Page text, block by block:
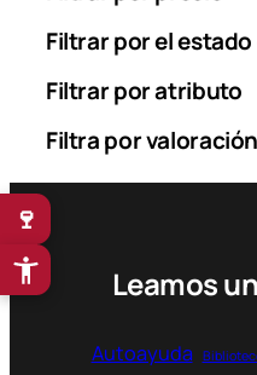
Filtrar por el
Filtrar por atributo
Filtra por valoración
Leamos
Autoayuda
🍷